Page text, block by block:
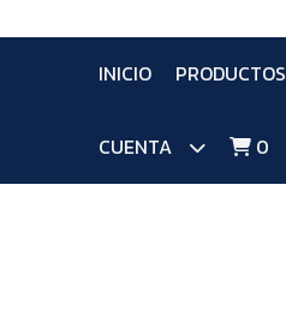
INICIO PRODUCTOS
CUENTA 0